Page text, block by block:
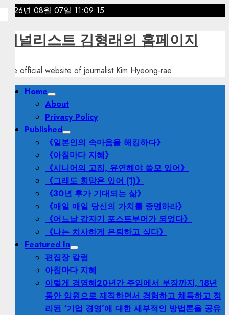
Skip
content
2026년 08월 07일 11:09:17
저널리스트 김형래의 홈페이지
The official website of journalist Kim Hyeong-rae
PrimaryHome
About
Privacy Policy
Published
《일본인의 속마음을 해킹하다》
《아침마다 지혜》
《시니어의 고집, 유연해야 쓸모 있어》
《그래도 희망은 있어 (1)》
《30년 후가 기대되는 삶》
《매일 매일 당신의 가치를 증명하라》
《어느날 갑자기 포스트부머가 되었다》
《나는 치사하게 은퇴하고 싶다》
Featured In
편집장 칼럼
아침마다 지혜
이렇게 경영해20년간 주임에서 부장까지, 18년
동안 임원으로 재직하면서 경험하고 체득하고 정
리된 ‘기업 경영’에 대한 세부적인 방법론을 공유